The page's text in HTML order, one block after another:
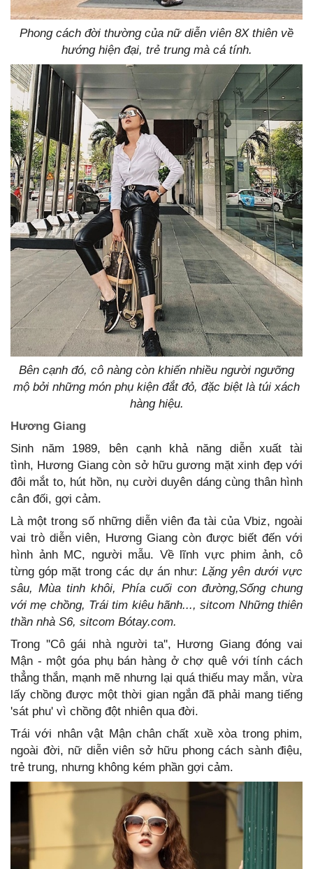
Phong cách đời thường của nữ diễn viên 8X thiên về
hướng hiện đại, trẻ trung mà cá tính.
Bên cạnh đó, cô nàng còn khiến nhiều người ngưỡng
mộ bởi những món phụ kiện đắt đỏ, đặc biệt là túi xách
hàng hiệu.
Hương Giang
Sinh năm 1989, bên cạnh khả năng diễn xuất tài
tình, Hương Giang còn sở hữu gương mặt xinh đẹp với
đôi mắt to, hút hồn, nụ cười duyên dáng cùng thân hình
cân đối, gợi cảm.
Là một trong số những diễn viên đa tài của Vbiz, ngoài
vai trò diễn viên, Hương Giang còn được biết đến với
hình ảnh MC, người mẫu. Về lĩnh vực phim ảnh, cô
từng góp mặt trong các dự án như: Lặng yên dưới vực
sâu, Mùa tinh khôi, Phía cuối con đường,Sống chung
với mẹ chồng, Trái tim kiêu hãnh..., sitcom Những thiên
thần nhà S6, sitcom Bótay.com.
Trong ''Cô gái nhà người ta'', Hương Giang đóng vai
Mận - một góa phụ bán hàng ở chợ quê với tính cách
thẳng thắn, mạnh mẽ nhưng lại quá thiếu may mắn, vừa
lấy chồng được một thời gian ngắn đã phải mang tiếng
'sát phu' vì chồng đột nhiên qua đời.
Trái với nhân vật Mận chân chất xuề xòa trong phim,
ngoài đời, nữ diễn viên sở hữu phong cách sành điệu,
trẻ trung, nhưng không kém phần gợi cảm.